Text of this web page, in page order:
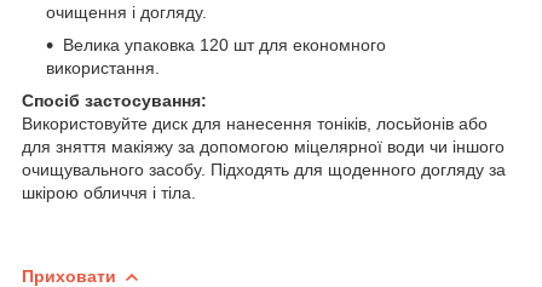
очищення і догляду.
Велика упаковка 120 шт для економного
використання.
Спосіб застосування:
Використовуйте диск для нанесення тоніків, лосьйонів або
для зняття макіяжу за допомогою міцелярної води чи іншого
очищувального засобу. Підходять для щоденного догляду за
шкірою обличчя і тіла.
Приховати